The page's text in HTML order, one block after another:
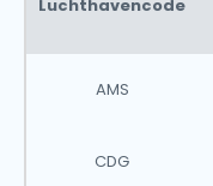
Luchthavencode
AMS
CDG